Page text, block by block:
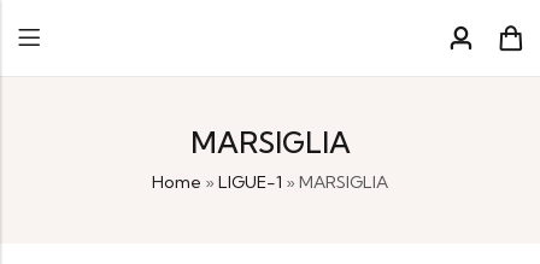
MARSIGLIA
Home » LIGUE-1 » MARSIGLIA